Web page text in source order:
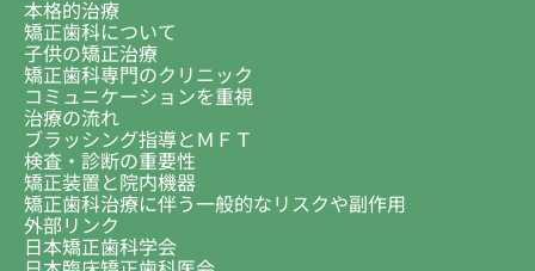
本格的治療
矯正歯科について
子供の矯正治療
矯正歯科専門のクリニック
コミュニケーションを重視
治療の流れ
ブラッシング指導とＭＦＴ
検査・診断の重要性
矯正装置と院内機器
矯正歯科治療に伴う一般的なリスクや副作用
外部リンク
日本矯正歯科学会